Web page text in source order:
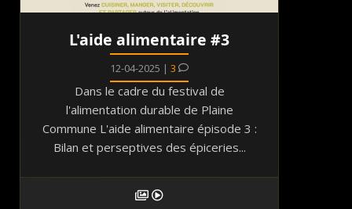
L'aide alimentaire #3
12-04-2025 | 3
Dans le cadre du festival de
l'alimentation durable de Plaine
Commune L'aide alimentaire épisode 3 :
Bilan et perseptives des épiceries...